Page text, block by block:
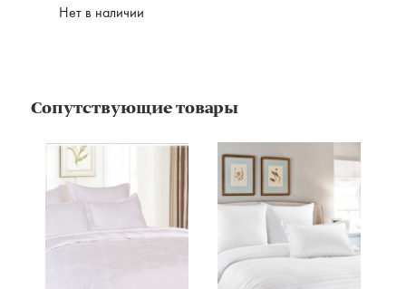
Нет в наличии
Сопутствующие товары